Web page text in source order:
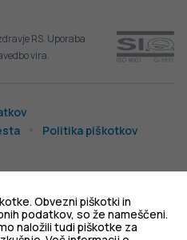
Politika piškotkov
RS. Uporaba
vira.
Obvezni piškotki in
podatkov, so že nameščeni.
naložili tudi piškotke za